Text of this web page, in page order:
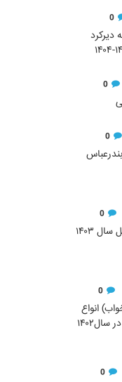
0
0
0
0
نرخنامه کرایه حمل سال ۱۴۰۳
0
انواع
کامیون و کشنده در سال۱۴۰۲
0